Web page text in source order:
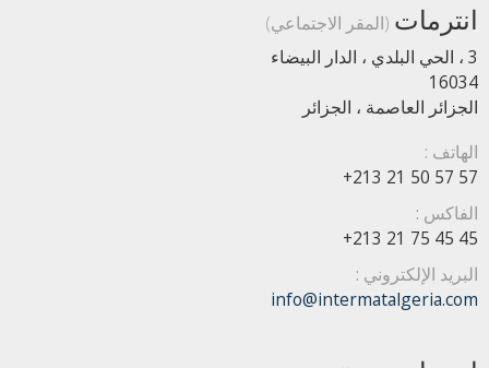
انترمات (المقر الاجتماعي)
3 ، الحي البلدي ، الدار البيضاء
16034
الجزائر العاصمة ، الجزائر
الهاتف :
+213 21 50 57 57
الفاكس :
+213 21 75 45 45
البريد الإلكتروني :
info@intermatalgeria.com